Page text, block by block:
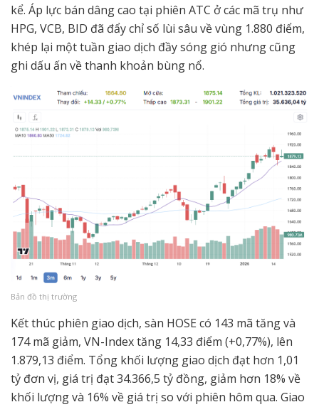
kể. Áp lực bán dâng cao tại phiên ATC ở các mã trụ như
HPG, VCB, BID đã đẩy chỉ số lùi sâu về vùng 1.880 điểm,
khép lại một tuần giao dịch đầy sóng gió nhưng cũng
ghi dấu ấn về thanh khoản bùng nổ.
Bản đồ thị trường
Kết thúc phiên giao dịch, sàn HOSE có 143 mã tăng và
174 mã giảm, VN-Index tăng 14,33 điểm (+0,77%), lên
1.879,13 điểm. Tổng khối lượng giao dịch đạt hơn 1,01
tỷ đơn vị, giá trị đạt 34.366,5 tỷ đồng, giảm hơn 18% về
khối lượng và 16% về giá trị so với phiên hôm qua. Giao